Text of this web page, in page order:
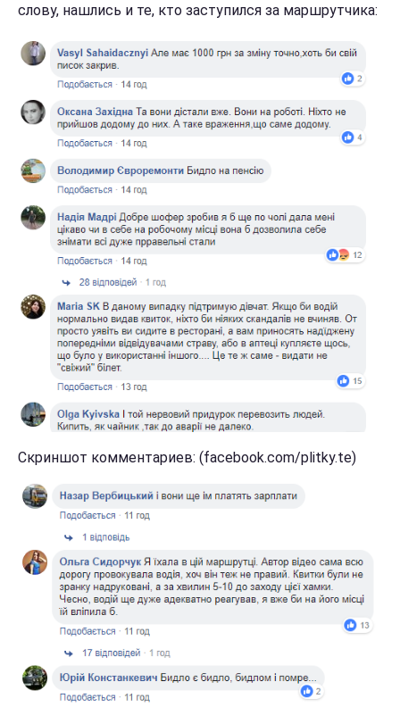
слову, нашлись и те, кто заступился за маршрутчика:
Скриншот комментариев: (facebook.com/plitky.te)